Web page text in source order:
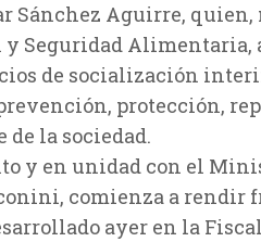
Sánchez Aguirre,
y Seguridad Alimentaria,
de socialización
protección,
la sociedad.
y en unidad con el
comienza a rendir
ayer en la